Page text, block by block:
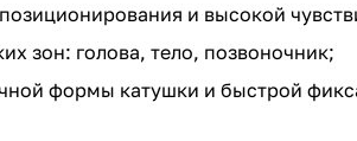
и высокой
зон: голова, тело, позвоночник;
формы катушки и быстрой